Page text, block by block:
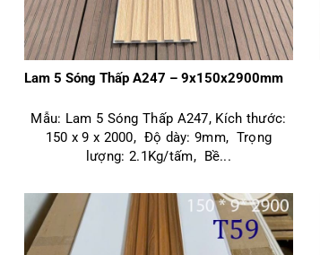
Lam 5 Sóng Thấp A247 – 9x150x2900mm
Mẫu: Lam 5 Sóng Thấp A247, Kích thước:
150 x 9 x 2000, Độ dày: 9mm, Trọng
lượng: 2.1Kg/tấm, Bề...